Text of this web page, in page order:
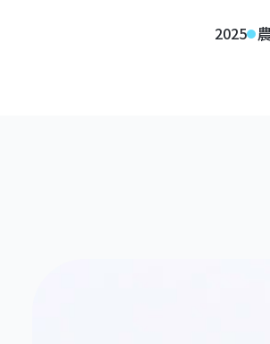
2025